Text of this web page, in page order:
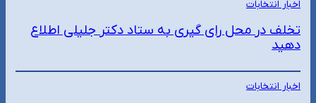
اخبار انتخابات
تخلف در محل رای گیری به ستاد دکتر جلیلی اطلاع
دهید
اخبار انتخابات